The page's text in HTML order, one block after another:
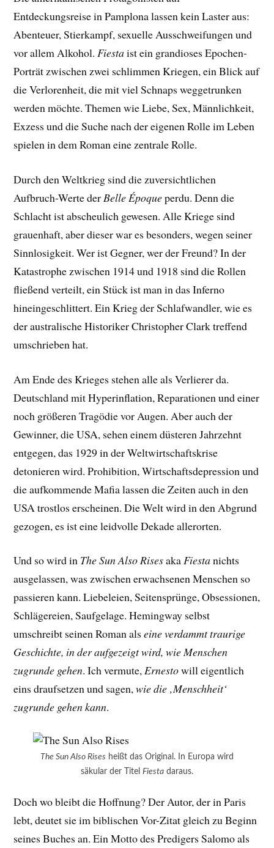
Entdeckungsreise in Pamplona lassen kein Laster aus:
Abenteuer, Stierkampf, sexuelle Ausschweifungen und
vor allem Alkohol.Fiestaist ein grandioses Epochen-
Porträt zwischen zwei schlimmen Kriegen, ein Blick auf
die Verlorenheit, die mit viel Schnaps weggetrunken
werden möchte. Themen wie Liebe, Sex, Männlichkeit,
Exzess und die Suche nach der eigenen Rolle im Leben
spielen in dem Roman eine zentrale Rolle.
Durch den Weltkrieg sind die zuversichtlichen
Aufbruch-Werte derBelle Époqueperdu. Denn die
Schlacht ist abscheulich gewesen. Alle Kriege sind
grauenhaft, aber dieser war es besonders, wegen seiner
Sinnlosigkeit. Wer ist Gegner, wer der Freund? In der
Katastrophe zwischen 1914 und 1918 sind die Rollen
fließend verteilt, ein Stück ist man in das Inferno
hineingeschlittert. Ein Krieg der Schlafwandler, wie es
der australische Historiker Christopher Clark treffend
umschrieben hat.
Am Ende des Krieges stehen alle als Verlierer da.
Deutschland mit Hyperinflation, Reparationen und einer
noch größeren Tragödie vor Augen. Aber auch der
Gewinner, die USA, sehen einem düsteren Jahrzehnt
entgegen, das 1929 in der Weltwirtschaftskrise
detonieren wird. Prohibition, Wirtschaftsdepression und
die aufkommende Mafia lassen die Zeiten auch in den
USA trostlos erscheinen. Die Welt wird in den Abgrund
gezogen, es ist eine leidvolle Dekade allerorten.
Und so wird in The Sun Also RisesakaFiestanichts
ausgelassen, was zwischen erwachsenen Menschen so
passieren kann. Liebeleien, Seitensprünge, Obsessionen,
Schlägereien, Saufgelage. Hemingway selbst
umschreibt seinen Roman alseine verdammt traurige
Geschichte, in der aufgezeigt wird, wie Menschen
zugrunde gehen. Ich vermute,Ernestowill eigentlich
eins draufsetzen und sagen,wie die ‚Menschheit‘
zugrunde gehen kann.
The Sun Also Rises heißt das Original. In Europa wird
säkular der Titel Fiesta daraus.
Doch wo bleibt die Hoffnung? Der Autor, der in Paris
lebt, deutet sie im biblischen Vor-Zitat gleich zu Beginn
seines Buches an. Ein Motto des Predigers Salomo als